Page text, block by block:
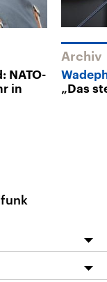
NATO-
in
Archiv
„Das